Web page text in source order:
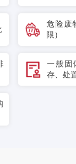
危险废
限）
一般固
存、处